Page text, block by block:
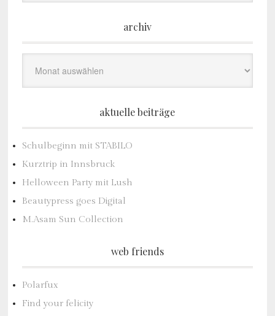
archiv
aktuelle beiträge
Schulbeginn mit STABILO
Kurztrip in Innsbruck
Helloween Party mit Lush
Beautypress goes Digital
M.Asam Sun Collection
web friends
Polarfux
Find your felicity